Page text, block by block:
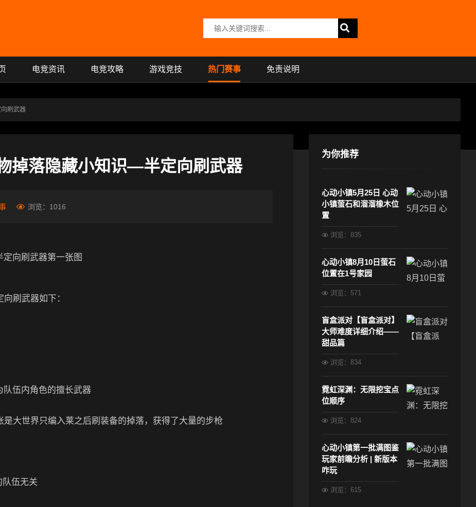
搜索关键词
电竞资讯 电竞攻略 游戏竞技 热门赛事 免责说明
刷武器
掉落隐藏小知识—半定向刷武器
浏览： 1016
刷武器如下：
伍内角色的擅长武器
大世界只编入莱之后刷装备的掉落，获得了大量的步枪
伍无关
为你推荐
心动小镇5月25日 心动
小镇萤石和溜溜橡木位
置
浏览：835
心动小镇8月10日萤石
位置在1号家园
浏览：571
盲盒派对【盲盒派对】
大师难度详细介绍——
甜品篇
浏览：834
霓虹深渊：无限挖宝点
位顺序
浏览：824
心动小镇第一批满图鉴
玩家前瞻分析 | 新版本
咋玩
浏览：615